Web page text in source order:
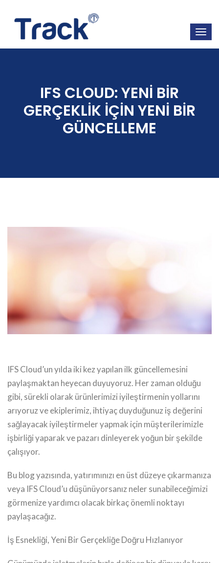
IFS CLOUD: YENİ BİR
GERÇEKLİK İÇİN YENİ BİR
GÜNCELLEME
IFS Cloud’un yılda iki kez yapılan ilk güncellemesini
paylaşmaktan heyecan duyuyoruz. Her zaman olduğu
gibi, sürekli olarak ürünlerimizi iyileştirmenin yollarını
arıyoruz ve ekiplerimiz, ihtiyaç duyduğunuz iş değerini
sağlayacak iyileştirmeler yapmak için müşterilerimizle
işbirliği yaparak ve pazarı dinleyerek yoğun bir şekilde
çalışıyor.
Bu blog yazısında, yatırımınızı en üst düzeye çıkarmanıza
veya IFS Cloud’u düşünüyorsanız neler sunabileceğimizi
görmenize yardımcı olacak birkaç önemli noktayı
paylaşacağız.
İş Esnekliği, Yeni Bir Gerçekliğe Doğru Hızlanıyor